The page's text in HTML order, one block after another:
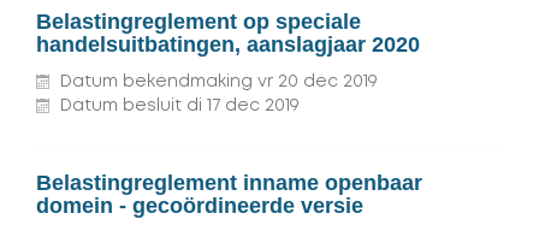
Belastingreglement op speciale
handelsuitbatingen, aanslagjaar 2020
Datum bekendmaking vr 20 dec 2019
Datum besluit di 17 dec 2019
Belastingreglement inname openbaar
domein - gecoördineerde versie